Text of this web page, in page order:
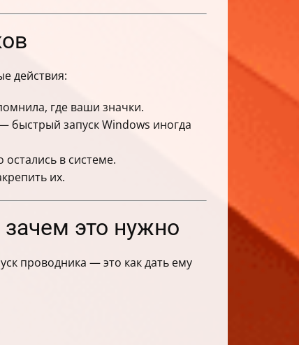
действия:
где ваши значки.
быстрый запуск Windows иногда
в системе.
их.
это нужно
проводника — это как дать ему